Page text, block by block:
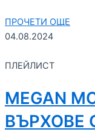
ПРОЧЕТИ ОЩЕ
04.08.2024
ПЛЕЙЛИСТ
MEGAN
ВЪРХОВЕ